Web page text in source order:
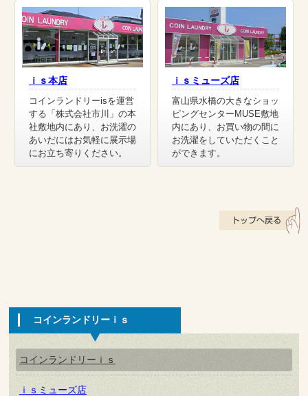
ｉｓ本店
コインランドリーisを運営
する「株式会社市川」の本
社敷地内にあり、お洗濯の
あいだにはお気軽に展示場
にお立ち寄りください。
ｉｓミューズ店
富山県水橋の大きなショッ
ピングセンターMUSE敷地
内にあり、お買い物の間に
お洗濯をしていただくこと
ができます。
コインランドリーｉｓ
コインランドリーｉｓ
ｉｓミューズ店